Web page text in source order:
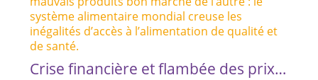
système alimentaire mondial creuse les
inégalités d’accès à l’alimentation de qualité et
de santé.
Crise financière et flambée des prix…